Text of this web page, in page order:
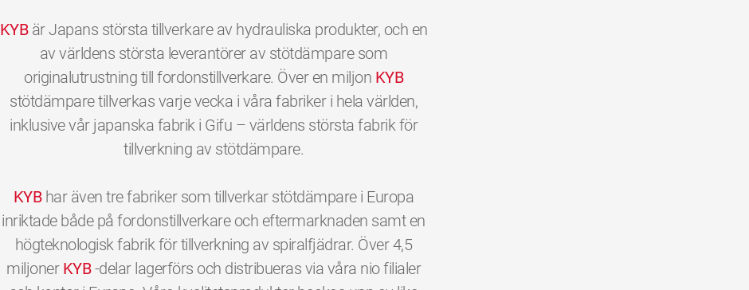
KYBär Japans största tillverkare av hydrauliska produkter, och en
av världens största leverantörer av stötdämpare som
originalutrustning till fordonstillverkare. Över en miljon KYB
stötdämpare tillverkas varje vecka i våra fabriker i hela världen,
inklusive vår japanska fabrik i Gifu – världens största fabrik för
tillverkning av stötdämpare.
KYBhar även tre fabriker som tillverkar stötdämpare i Europa
inriktade både på fordonstillverkare och eftermarknaden samt en
högteknologisk fabrik för tillverkning av spiralfjädrar. Över 4,5
miljoner KYB-delar lagerförs och distribueras via våra nio filialer